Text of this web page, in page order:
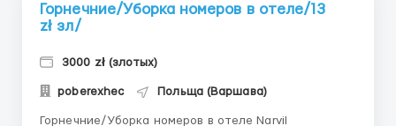
Горнечние/Уборка номеров в отеле/13
zł зл/
3000 zł (злотых)
poberexhec Польща (Варшава)
Горнечние/Уборка номеров в отеле Narvil